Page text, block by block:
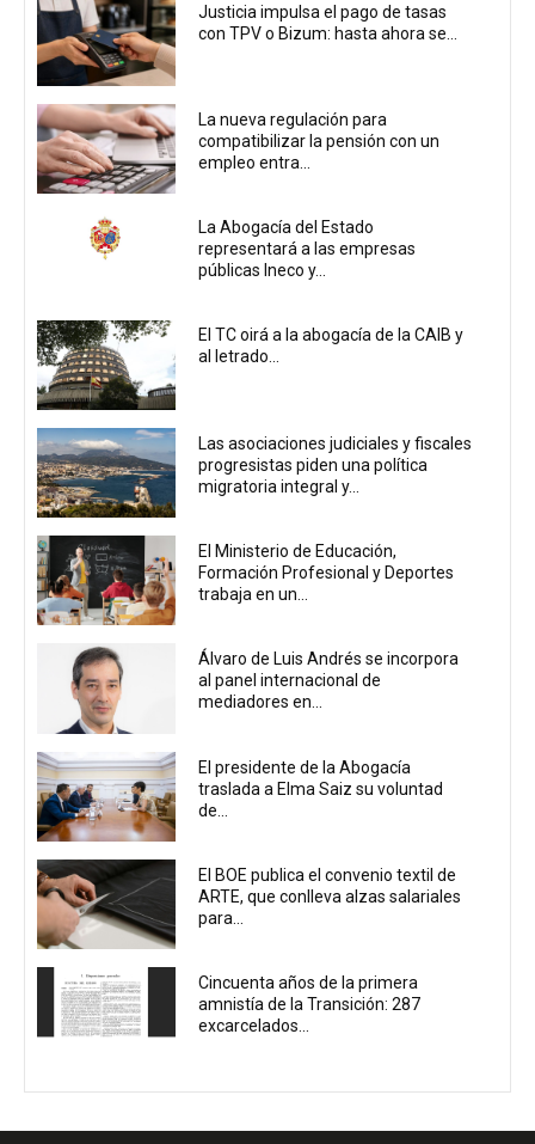
Justicia impulsa el pago de tasas
con TPV o Bizum: hasta ahora se...
La nueva regulación para
compatibilizar la pensión con un
empleo entra...
La Abogacía del Estado
representará a las empresas
públicas Ineco y...
El TC oirá a la abogacía de la CAIB y
al letrado...
Las asociaciones judiciales y fiscales
progresistas piden una política
migratoria integral y...
El Ministerio de Educación,
Formación Profesional y Deportes
trabaja en un...
Álvaro de Luis Andrés se incorpora
al panel internacional de
mediadores en...
El presidente de la Abogacía
traslada a Elma Saiz su voluntad
de...
El BOE publica el convenio textil de
ARTE, que conlleva alzas salariales
para...
Cincuenta años de la primera
amnistía de la Transición: 287
excarcelados...